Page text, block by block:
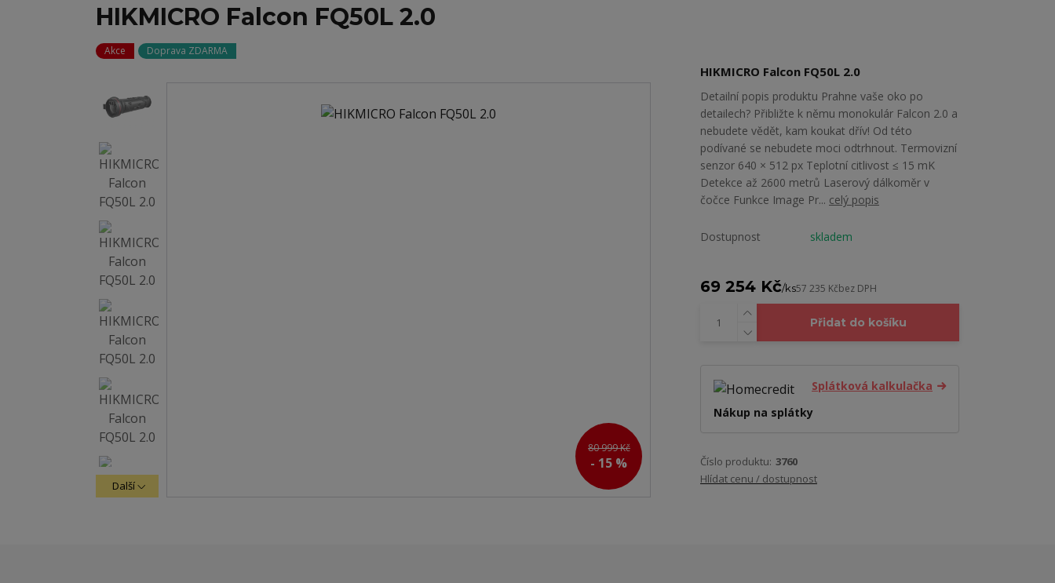
HIKMICRO Falcon FQ50L 2.0
Akce Doprava ZDARMA
80 999 Kč
- 15 %
Další
HIKMICRO Falcon FQ50L 2.0
Detailní popis produktu Prahne vaše oko po
detailech? Přibližte k němu monokulár Falcon 2.0 a
nebudete vědět, kam koukat dřív! Od této
podívané se nebudete moci odtrhnout. Termovizní
senzor 640 × 512 px Teplotní citlivost ≤ 15 mK
Detekce až 2600 metrů Laserový dálkoměr v
čočce Funkce Image Pr... celý popis
Dostupnost skladem
69 254 Kč/ks57 235 Kčbez DPH
Přidat do košíku
Splátková kalkulačka
Nákup na splátky
Číslo produktu: 3760
Hlídat cenu / dostupnost